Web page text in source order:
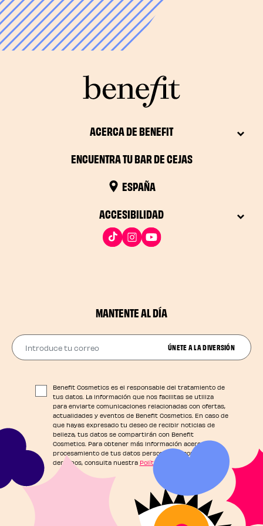
ACERCA DE BENEFIT
ENCUENTRA TU BAR DE CEJAS
ESPAÑA
ACCESIBILIDAD
MANTENTE AL DÍA
Introduce tu correo ÚNETE A LA DIVERSIÓN
Benefit Cosmetics es el responsable del tratamiento de
tus datos. La información que nos facilitas se utiliza
para enviarte comunicaciones relacionadas con ofertas,
actualidades y eventos de Benefit Cosmetics. En caso de
que hayas expresado tu deseo de recibir noticias de
belleza, tus datos se compartirán con Benefit
Cosmetics. Para obtener más información acerca del
procesamiento de tus datos personales y conocer tus
derechos, consulta nuestra Política de Privacidad